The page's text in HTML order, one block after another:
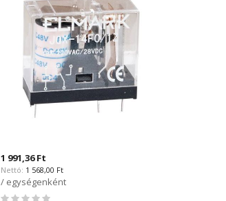
1 991,36 Ft
1 568,00 Ft
/ egységenként
Rating: